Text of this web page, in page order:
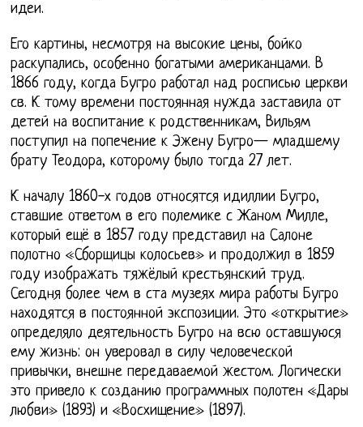
идеи.
Его картины, несмотря на высокие цены, бойко
раскупались, особенно богатыми американцами. В
1866 году, когда Бугро работал над росписью церкви
св. К тому времени постоянная нужда заставила от
детей на воспитание к родственникам, Вильям
поступил на попечение к Эжену Бугро— младшему
брату Теодора, которому было тогда 27 лет.
К началу 1860-х годов относятся идиллии Бугро,
ставшие ответом в его полемике с Жаном Милле,
который ещё в 1857 году представил на Салоне
полотно «Сборщицы колосьев» и продолжил в 1859
году изображать тяжёлый крестьянский труд.
Сегодня более чем в ста музеях мира работы Бугро
находятся в постоянной экспозиции. Это «открытие»
определяло деятельность Бугро на всю оставшуюся
ему жизнь: он уверовал в силу человеческой
привычки, внешне передаваемой жестом. Логически
это привело к созданию программных полотен «Дары
любви» (1893) и «Восхищение» (1897).